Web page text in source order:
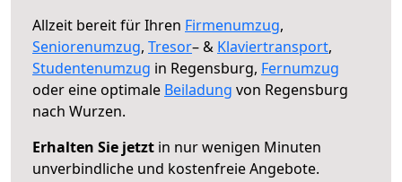
Allzeit bereit für Ihren Firmenumzug,
Seniorenumzug, Tresor– & Klaviertransport,
Studentenumzug in Regensburg, Fernumzug
oder eine optimale Beiladung von Regensburg
nach Wurzen.
Erhalten Sie jetzt in nur wenigen Minuten
unverbindliche und kostenfreie Angebote.